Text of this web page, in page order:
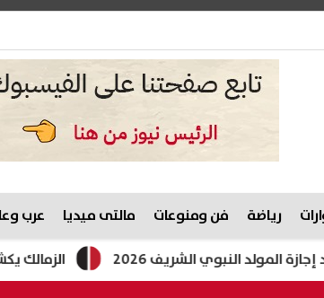
رياضة فن ومنوعات مالتى ميديا عرب
الزمالك يكشف النبوي الشريف 2026